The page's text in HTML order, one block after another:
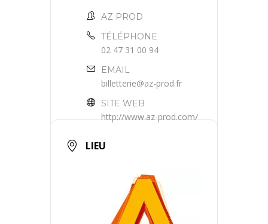
AZ PROD
TÉLÉPHONE
02 47 31 00 94
EMAIL
billetterie@az-prod.fr
SITE WEB
http://www.az-prod.com/
LIEU